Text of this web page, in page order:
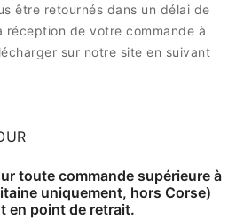
être retournés dans un délai de
réception de votre commande à
sur notre site en suivant
toute commande supérieure à
uniquement, hors Corse)
en point de retrait.